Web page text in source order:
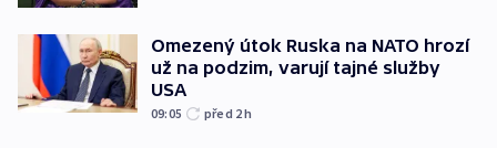
Omezený útok Ruska na NATO hrozí
už na podzim, varují tajné služby
USA
09:05 před 2h